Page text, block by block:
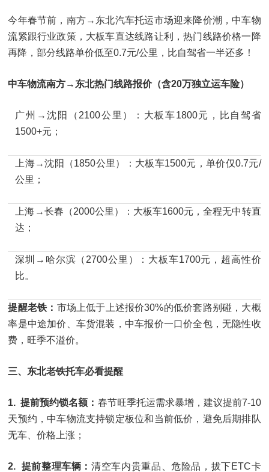
今年春节前，南方→东北汽车托运市场迎来降价潮，中车物
流紧跟行业政策，大板车直达线路让利，热门线路价格一降
再降，部分线路单价低至0.7元/公里，比自驾省一半还多！
中车物流南方→东北热门线路报价（含20万独立运车险）
广州→沈阳（2100公里）：大板车1800元，比自驾省
1500+元；
上海→沈阳（1850公里）：大板车1500元，单价仅0.7元/
公里；
上海→长春（2000公里）：大板车1600元，全程无中转直
达；
深圳→哈尔滨（2700公里）：大板车1700元，超高性价
比。
提醒老铁： 市场上低于上述报价30%的低价套路别碰，大概
率是中途加价、车货混装，中车报价一口价全包，无隐性收
费，旺季不溢价。
三、东北老铁托车必看提醒
1. 提前预约锁名额： 春节旺季托运需求暴增，建议提前7-10
天预约，中车物流支持锁定板位和当前低价，避免后期排队
无车、价格上涨；
2. 提前整理车辆：清空车内贵重品、危险品，拔下ETC卡